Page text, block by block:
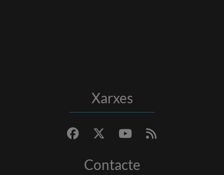
Xarxes
Contacte